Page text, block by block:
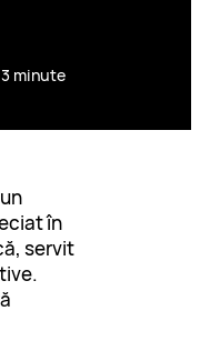
3 minute
în
servit